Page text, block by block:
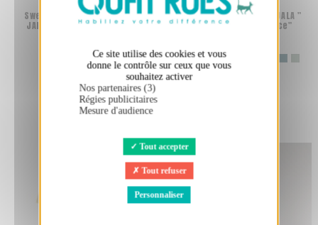
Ce site utilise des cookies et vous
donne le contrôle sur ceux que vous
souhaitez activer
Nos partenaires (3)
Régies publicitaires
Mesure d'audience
Tout accepter
Tout refuser
Personnaliser
Sweat bio éthique unisexe
JAISALMER "Slow fashion"
T-shirt bio équitable DOUALA "
(R)évolution de l'espèce"